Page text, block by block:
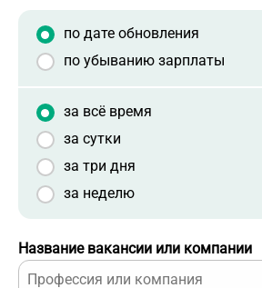
Название вакансии или компании
по дате обновления
по убыванию зарплаты
за всё время
за сутки
за три дня
за неделю